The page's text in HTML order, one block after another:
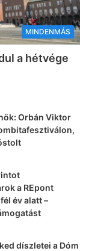
MINDENMÁS
a hétvége
Orbán Viktor
a REpont
év alatt –
díszletei a Dóm